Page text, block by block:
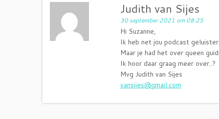
Judith van Sijes
30 september 2021 om 08:25
Hi Suzanne,
Ik heb net jou podcast
Maar je had het over queen
Ik hoor daar graag meer over..?
Mvg Judith van Sijes
vansijes@gmail.com